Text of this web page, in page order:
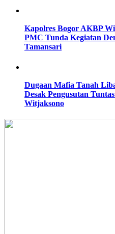
Kapolres Bogor AKBP
PMC Tunda Kegiatan
Tamansari
Dugaan Mafia Tanah
Desak Pengusutan
Witjaksono